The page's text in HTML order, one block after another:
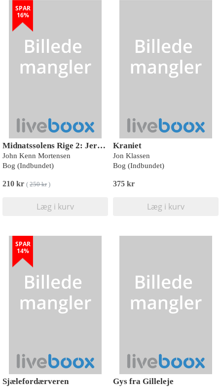
SPAR
16%
Midnatssolens Rige 2: Jernbjerget og Måneøen
John Kenn Mortensen
Bog (Indbundet)
210 kr ( 250 kr)
Læg i kurv
Kraniet
Jon Klassen
Bog (Indbundet)
375 kr
Læg i kurv
SPAR
14%
Sjælefordærveren Gys fra Gilleleje